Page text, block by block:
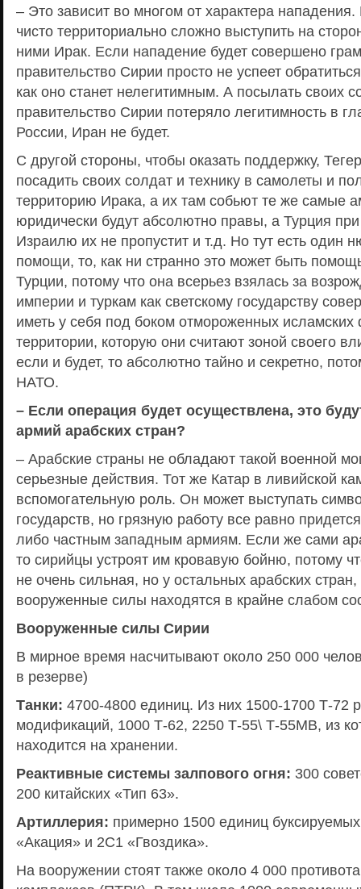
– Это зависит во многом от характера
чисто территориально сложно выступить на
ними Ирак. Если нападение будет совершено
правительство Сирии просто не успеет
как оно станет нелегитимным. А посылать своих
правительство Сирии потеряло легитимность в
России, Иран не будет.
С другой стороны, чтобы оказать поддержку,
посадить своих солдат и технику в самолеты и
территорию Ирака, а их там собьют те же самые
юридически будут абсолютно правы, а Турция
Израилю их не пропустит и т.д. Но тут есть один
помощи, то, как ни странно это может быть
Турции, потому что она всерьез взялась за
империи и туркам как светскому государству
иметь у себя под боком отмороженных
территории, которую они считают зоной своего
если и будет, то абсолютно тайно и секретно,
НАТО.
– Если операция будет осуществлена, это
армий арабских стран?
– Арабские страны не обладают такой военной
серьезные действия. Тот же Катар в ливийской
вспомогательную роль. Он может выступать
государств, но грязную работу все равно
либо частным западным армиям. Если же сами
то сирийцы устроят им кровавую бойню, потому
не очень сильная, но у остальных арабских
вооруженные силы находятся в крайне слабом
Вооруженные силы Сирии
В мирное время насчитывают около 250 000
в резерве)
Танки: 4700-4800 единиц. Из них 1500-1700 Т-72
модификаций, 1000 Т-62, 2250 Т-55\ Т-55МВ, из
находится на хранении.
Реактивные системы залпового огня: 300
200 китайских «Тип 63».
Артиллерия: примерно 1500 единиц
«Акация» и 2С1 «Гвоздика».
На вооружении стоят также около 4 000